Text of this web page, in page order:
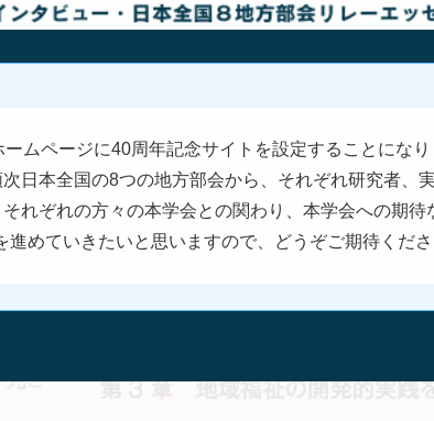
ムページに40周年記念サイトを設定することにな
日本全国の8つの地方部会から、それぞれ研究者、
れぞれの方々の本学会との関わり、本学会への期待
めていきたいと思いますので、どうぞご期待くださ